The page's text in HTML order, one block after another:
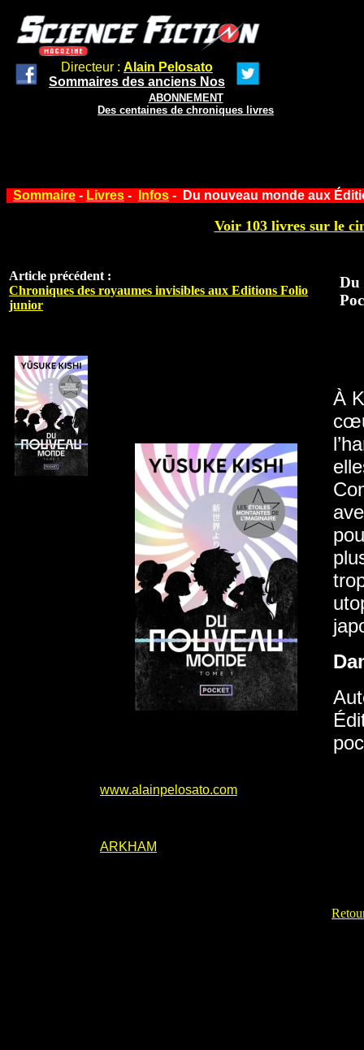
Directeur : Alain Pelosato
Sommaires des anciens Nos
ABONNEMENT
Des centaines de chroniques livres
Sommaire - Livres - Infos - Du nouveau monde aux
Voir 103 livres sur le
Article précédent :
Chroniques des royaumes invisibles aux Editions Folio
junior
Du
À
www.alainpelosato.com
ARKHAM